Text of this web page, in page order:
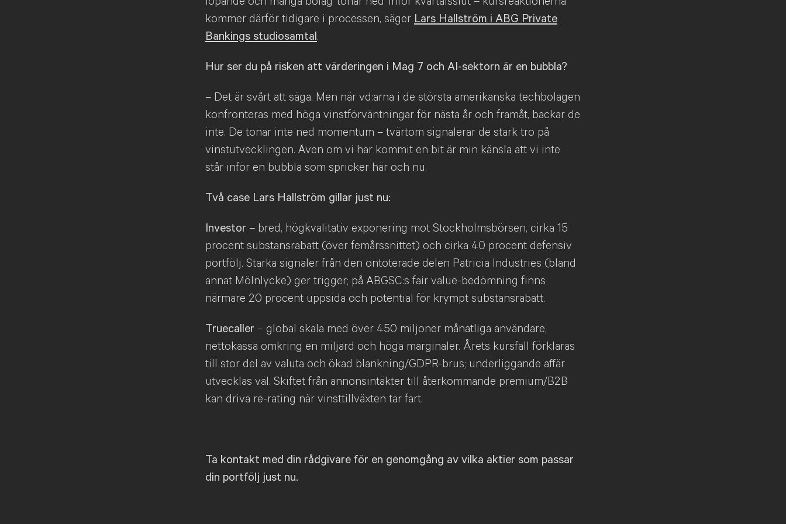
kommer därför tidigare i processen, säger Lars Hallström i ABG Private
Bankings studiosamtal.
Hur ser du på risken att värderingen i Mag 7 och AI-sektorn är en bubbla?
– Det är svårt att säga. Men när vd:arna i de största amerikanska techbolagen
konfronteras med höga vinstförväntningar för nästa år och framåt, backar de
inte. De tonar inte ned momentum – tvärtom signalerar de stark tro på
vinstutvecklingen. Även om vi har kommit en bit är min känsla att vi inte
står inför en bubbla som spricker här och nu.
Två case Lars Hallström gillar just nu:
Investor – bred, högkvalitativ exponering mot Stockholmsbörsen, cirka 15
procent substansrabatt (över femårssnittet) och cirka 40 procent defensiv
portfölj. Starka signaler från den ontoterade delen Patricia Industries (bland
annat Mölnlycke) ger trigger; på ABGSC:s fair value-bedömning finns
närmare 20 procent uppsida och potential för krympt substansrabatt.
Truecaller – global skala med över 450 miljoner månatliga användare,
nettokassa omkring en miljard och höga marginaler. Årets kursfall förklaras
till stor del av valuta och ökad blankning/GDPR-brus; underliggande affär
utvecklas väl. Skiftet från annonsintäkter till återkommande premium/B2B
kan driva re-rating när vinsttillväxten tar fart.
Ta kontakt med din rådgivare för en genomgång av vilka aktier som passar
din portfölj just nu.